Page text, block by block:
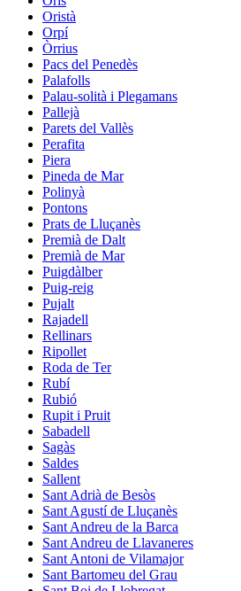
Oristà
Orpí
Òrrius
Pacs del Penedès
Palafolls
Palau-solità i Plegamans
Pallejà
Parets del Vallès
Perafita
Piera
Pineda de Mar
Polinyà
Pontons
Prats de Lluçanès
Premià de Dalt
Premià de Mar
Puigdàlber
Puig-reig
Pujalt
Rajadell
Rellinars
Ripollet
Roda de Ter
Rubí
Rubió
Rupit i Pruit
Sabadell
Sagàs
Saldes
Sallent
Sant Adrià de Besòs
Sant Agustí de Lluçanès
Sant Andreu de la Barca
Sant Andreu de Llavaneres
Sant Antoni de Vilamajor
Sant Bartomeu del Grau